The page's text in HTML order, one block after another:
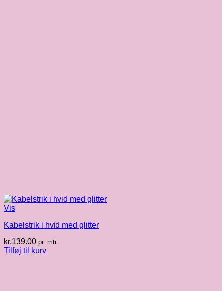
Vis
Kabelstrik i hvid med glitter
kr.139.00 pr. mtr
Tilføj til kurv